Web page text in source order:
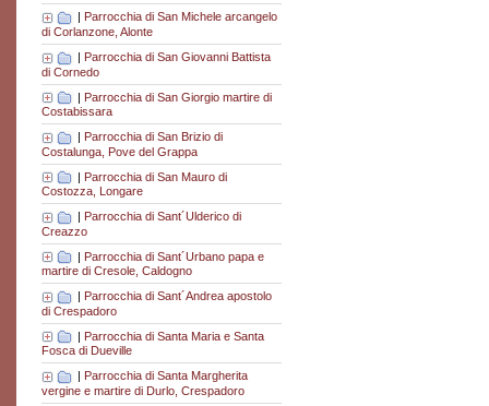
Parrocchia di San Michele arcangelo
di Corlanzone, Alonte
| Parrocchia di San Giovanni Battista
di Cornedo
| Parrocchia di San Giorgio martire di
Costabissara
| Parrocchia di San Brizio di
Costalunga, Pove del Grappa
| Parrocchia di San Mauro di
Costozza, Longare
Parrocchia di Sant´Ulderico di
Creazzo
| Parrocchia di Sant´Urbano papa e
martire di Cresole, Caldogno
Parrocchia di Sant´Andrea apostolo
di Crespadoro
| Parrocchia di Santa Maria e Santa
Fosca di Dueville
Parrocchia di Santa Margherita
vergine e martire di Durlo, Crespadoro